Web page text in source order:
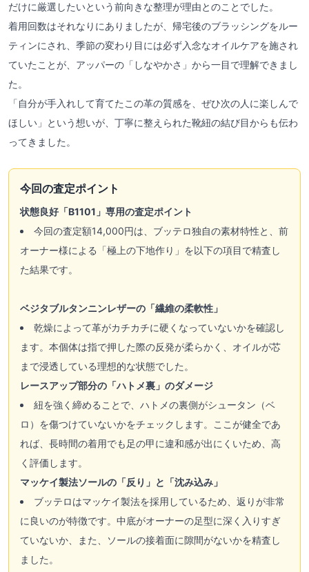
だけに厳選したいという前向きな整理が理由とのことでした。
着用回数はそれなりにありましたが、帰宅後のブラッシングをルー
ティンにされ、季節の変わり目には必ず入念なオイルケアを施され
ていたことが、アッパーの「しなやかさ」から一目で理解できまし
た。
「自分が手入れして育てたこの革の質感を、ぜひ次の人に楽しんで
ほしい」という想いが、丁寧に整えられた靴紐の結び目からも伝わ
ってきました。
今回の査定ポイント
状態良好「B1101」専用の査定ポイント
今回の査定額14,000円は、ブッテロ独自の素材特性と、前
オーナー様による「極上の下地作り」を以下の項目で精査し
た結果です。
ベジタブルタンニンレザーの「繊維の柔軟性」
乾燥によって革がカチカチに硬くなっていないかを確認し
ます。本個体は指で押した際の反発が柔らかく、オイルが芯
まで浸透している理想的な状態でした。
レースアップ部分の「ハトメ裏」のダメージ
紐を強く締めることで、ハトメの裏側がシュータン（ベ
ロ）を傷つけていないかをチェックします。ここが健全であ
れば、長時間の着用でも足の甲に違和感が出にくいため、高
く評価します。
マッケイ製法ソールの「反り」と「沈み込み」
ブッテロはマッケイ製法を採用しているため、返りが非常
に良いのが特徴です。中底がオーナーの足型に深く入りすぎ
ていないか、また、ソールの接着面に隙間がないかを精査し
ました。